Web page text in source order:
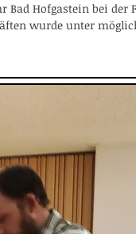
Bad Hofgastein bei der
wurde unter
zum
händisch